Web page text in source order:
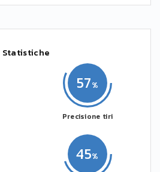
Statistiche
45
57
Precisione tiri